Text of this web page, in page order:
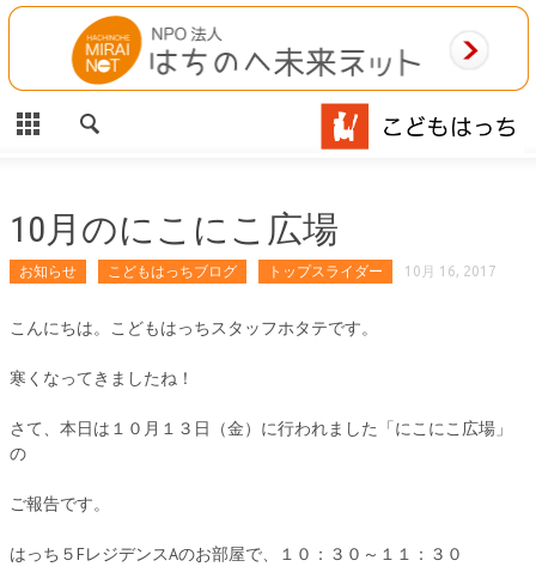
CLOSE
HOME
相談事業
MAP
お問合わせ
運営団体
10月のにこにこ広場
お知らせ こどもはっちブログ トップスライダー 10月 16, 2017
こんにちは。こどもはっちスタッフホタテです。
寒くなってきましたね！
さて、本日は１０月１３日（金）に行われました「にこにこ広場」
の
ご報告です。
はっち５FレジデンスAのお部屋で、１０：３０～１１：３０